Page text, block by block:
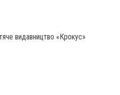
видавництво «Крокус»